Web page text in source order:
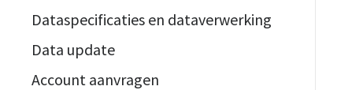
Dataspecificaties en dataverwerking
Data update
Account aanvragen